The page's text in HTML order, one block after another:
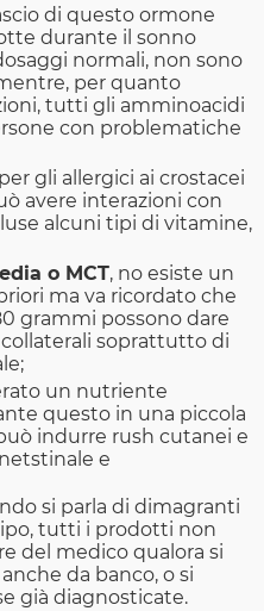
di questo ormone
durante il sonno
normali, non sono
per quanto
tutti gli amminoacidi
con problematiche
gli allergici ai crostacei
avere interazioni con
alcuni tipi di vitamine,
o MCT, no esiste un
ma va ricordato che
grammi possono dare
soprattutto di
un nutriente
questo in una piccola
indurre rush cutanei e
e
si parla di dimagranti
tutti i prodotti non
del medico qualora si
da banco, o si
già diagnosticate.